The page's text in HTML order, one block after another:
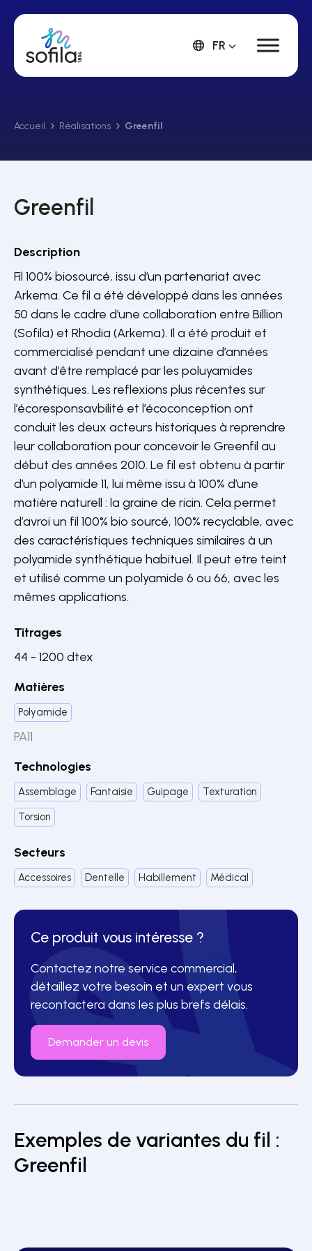
FR
Accueil Réalisations Greenfil
Greenfil
Description
Fil 100% biosourcé, issu d’un partenariat avec
Arkema. Ce fil a été développé dans les années
50 dans le cadre d’une collaboration entre Billion
(Sofila) et Rhodia (Arkema). Il a été produit et
commercialisé pendant une dizaine d’années
avant d’être remplacé par les poluyamides
synthétiques. Les reflexions plus récentes sur
l’écoresponsavbilité et l’écoconception ont
conduit les deux acteurs historiques à reprendre
leur collaboration pour concevoir le Greenfil au
début des années 2010. Le fil est obtenu à partir
d’un polyamide 11, lui même issu à 100% d’une
matière naturell : la graine de ricin. Cela permet
d’avroi un fil 100% bio sourcé, 100% recyclable, avec
des caractéristiques techniques similaires à un
polyamide synthétique habituel. Il peut etre teint
et utilisé comme un polyamide 6 ou 66, avec les
mêmes applications.
Titrages
44 - 1200 dtex
Matières
Polyamide
PA11
Technologies
Assemblage Fantaisie Guipage
Texturation
Torsion
Secteurs
Accessoires Dentelle Habillement Médical
Ce produit vous intéresse ?
Contactez notre service commercial,
détaillez votre besoin et un expert vous
recontactera dans les plus brefs délais.
Demander un devis
Exemples de variantes du fil :
Greenfil
Titrage : 680 dtex
Matières : Polyamide
Titrage : 950 dtex